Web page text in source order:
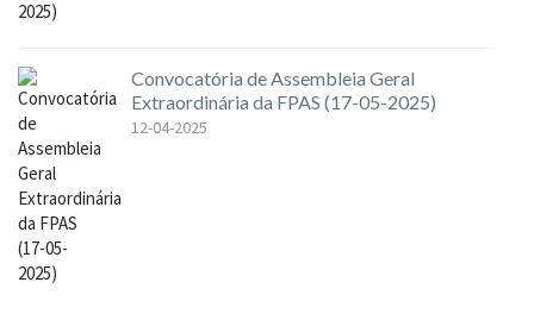
Convocatória de Assembleia Geral
Extraordinária da FPAS (17-05-2025)
12-04-2025